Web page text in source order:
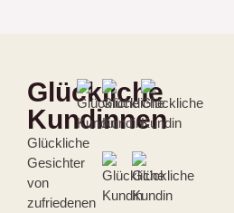
Glückliche
Kundinnen
Glückliche
Gesichter
von
zufriedenen